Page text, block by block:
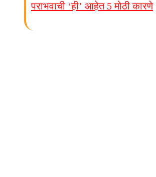
पराभवाची ‘ही’ आहेत 5 मोठी कारणे